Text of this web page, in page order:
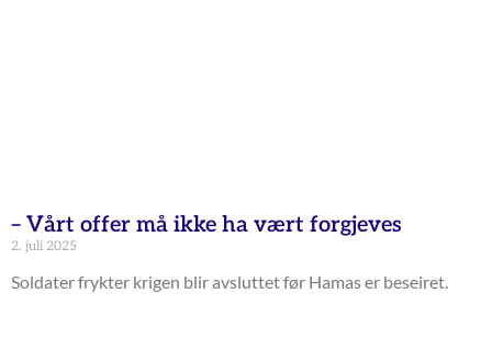
– Vårt offer må ikke ha vært forgjeves
2. juli 2025
Soldater frykter krigen blir avsluttet før Hamas er beseiret.